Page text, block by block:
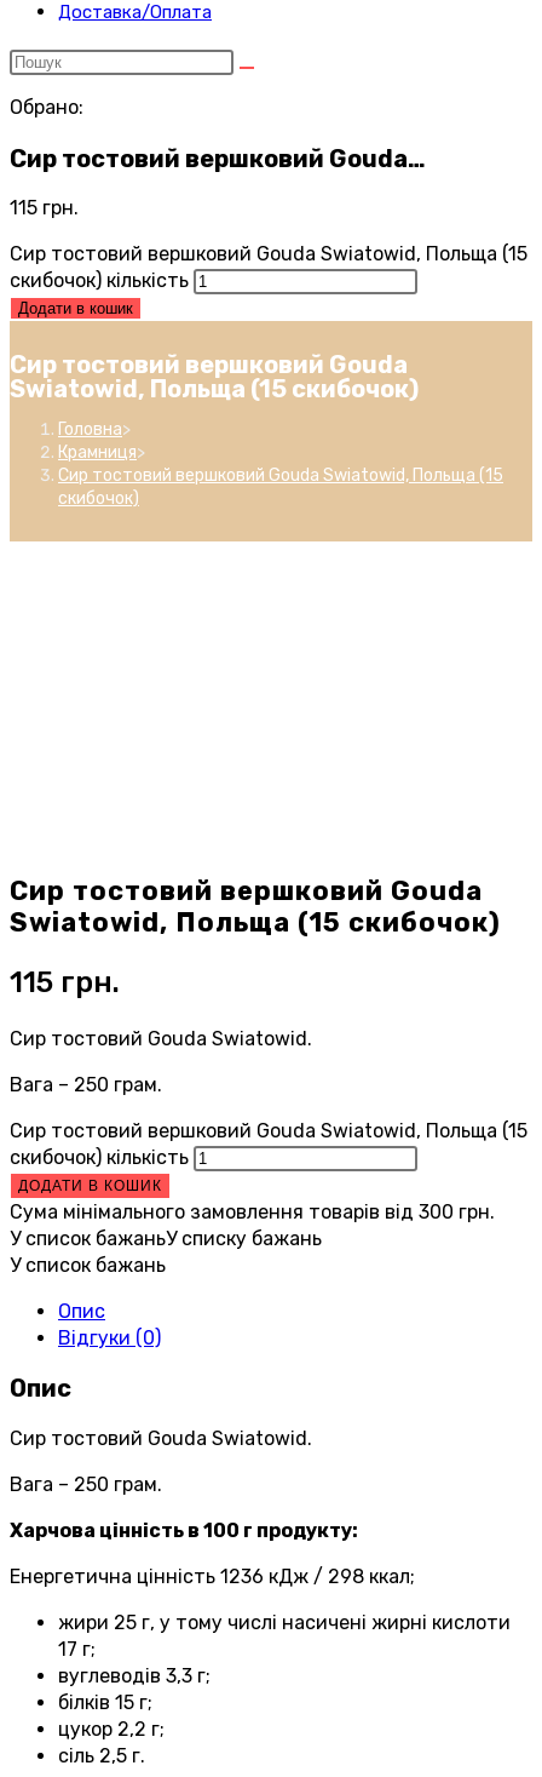
Доставка/Оплата
Обрано:
Сир тостовий вершковий Gouda…
115 грн.
Сир тостовий вершковий Gouda Swiatowid, Польща (15
скибочок) кількість
Додати в кошик
Сир тостовий вершковий Gouda
Swiatowid, Польща (15 скибочок)
Головна>
Крамниця>
Сир тостовий вершковий Gouda Swiatowid, Польща (15
скибочок)
Сир тостовий вершковий Gouda
Swiatowid, Польща (15 скибочок)
115 грн.
Сир тостовий Gouda Swiatowid.
Вага – 250 грам.
Сир тостовий вершковий Gouda Swiatowid, Польща (15
скибочок) кількість
ДОДАТИ В КОШИК
Сума мінімального замовлення товарів від 300 грн.
У список бажаньУ списку бажань
У список бажань
Опис
Відгуки (0)
Опис
Сир тостовий Gouda Swiatowid.
Вага – 250 грам.
Харчова цінність в 100 г продукту:
Енергетична цінність 1236 кДж / 298 ккал;
жири 25 г, у тому числі насичені жирні кислоти
17 г;
вуглеводів 3,3 г;
білків 15 г;
цукор 2,2 г;
сіль 2,5 г.